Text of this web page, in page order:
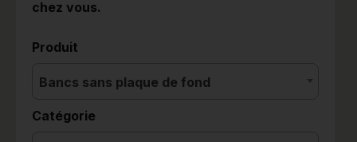
chez vous.
Produit
Bancs sans plaque de fond
Catégorie